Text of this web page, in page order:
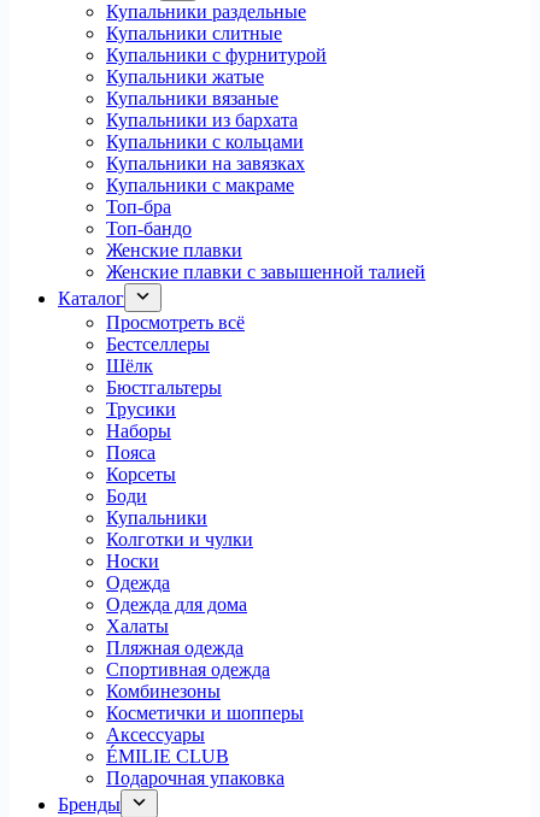
Купальники раздельные
Купальники слитные
Купальники с фурнитурой
Купальники жатые
Купальники вязаные
Купальники из бархата
Купальники с кольцами
Купальники на завязках
Купальники с макраме
Топ-бра
Топ-бандо
Женские плавки
Женские плавки с завышенной талией
Каталог
Просмотреть всё
Бестселлеры
Шёлк
Бюстгальтеры
Трусики
Наборы
Пояса
Корсеты
Боди
Купальники
Колготки и чулки
Носки
Одежда
Одежда для дома
Халаты
Пляжная одежда
Спортивная одежда
Комбинезоны
Косметички и шопперы
Аксессуары
ÉMILIE CLUB
Подарочная упаковка
Бренды